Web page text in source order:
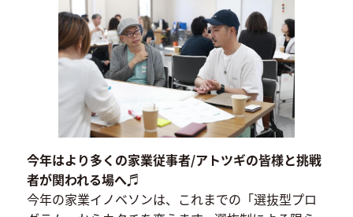
今年はより多くの家業従事者/アトツギの皆様と挑戦
者が関われる場へ♬
今年の家業イノベソンは、これまでの「選抜型プロ